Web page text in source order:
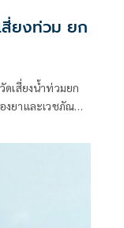
ยงท่วม ยก
เสี่ยงน้ำท่วมยก
งยาและเวชภัณฑ์